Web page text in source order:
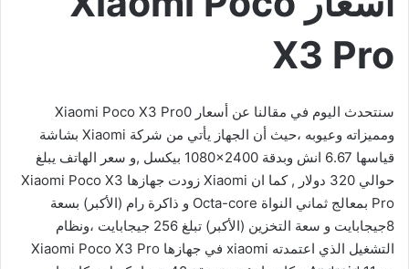
X3 Pro
سنتحدث اليوم في مقالنا عن أسعار Xiaomi Poco X3 Pro0
ومميزاته وعيوبه ،حيث أن الجهاز يأتي من شركة Xiaomi بشاشة
قياسها 6.67 انش وبدقة
1080×2400 بيكسل ,و سعر الهاتف يبلغ
حوالي 320 دولار , كما ان Xiaomi زودت جهازها Xiaomi Poco X3
Pro بمعالج ثماني النواة Octa-core و ذاكرة رام (الأكبر) بسعة
8جيجابايت و سعة التخزين (الأكبر) تبلغ 256 جيجابايت ،ونظام
التشغيل الذي اعتمدته xiaomi في جهازها Xiaomi Poco X3 Pro